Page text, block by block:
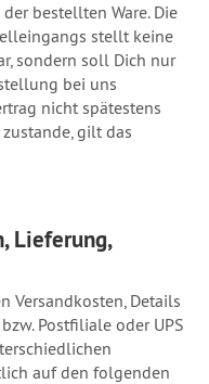
bestellten Ware. Die
stellt keine
sondern soll Dich nur
bei uns
nicht spätestens
gilt das
Lieferung,
Versandkosten, Details
Postfiliale oder UPS
auf den folgenden